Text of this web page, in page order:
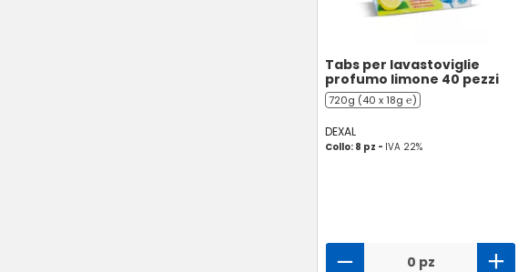
Tabs per lavastoviglie
profumo limone 40 pezzi
720g (40 x 18g ℮)
DEXAL
Collo: 8 pz - IVA 22%
0 pz